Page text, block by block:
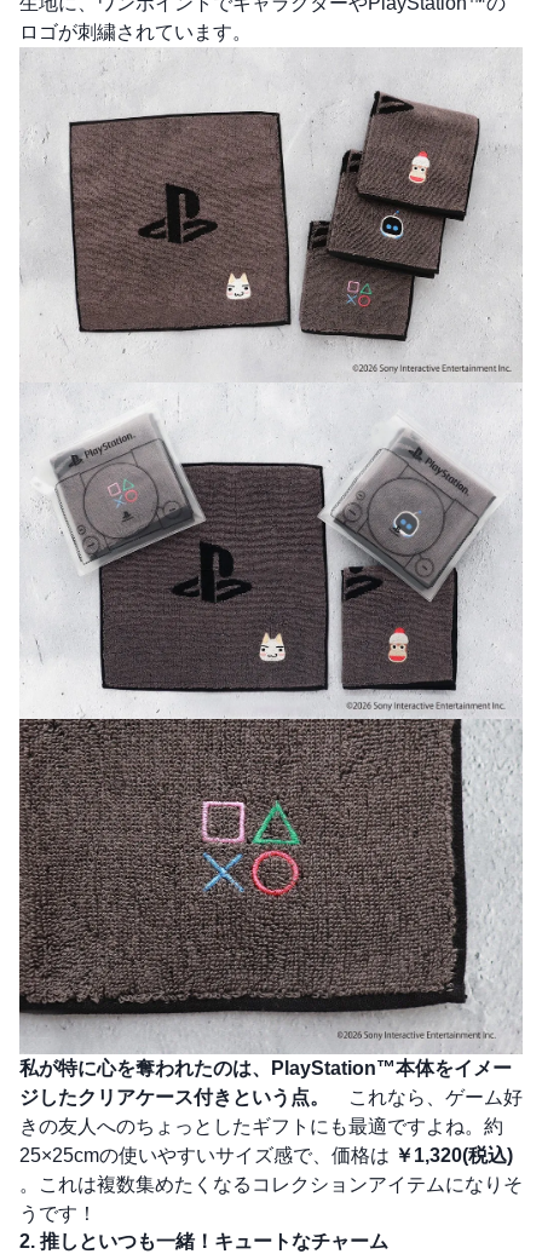
ロゴが刺繍されています。
私が特に心を奪われたのは、PlayStation™本体をイメー
ジしたクリアケース付きという点。
これなら、ゲーム好
きの友人へのちょっとしたギフトにも最適ですよね。約
25×25cmの使いやすいサイズ感で、価格は ￥1,320(税込)
。これは複数集めたくなるコレクションアイテムになりそ
うです！
2. 推しといつも一緒！キュートなチャーム